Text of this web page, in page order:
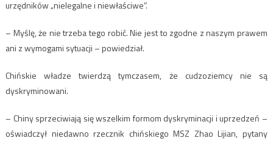
urzędników „nielegalne i niewłaściwe”.
– Myślę, że nie trzeba tego robić. Nie jest to zgodne z naszym prawem
ani z wymogami sytuacji – powiedział.
Chińskie władze twierdzą tymczasem, że cudzoziemcy nie są
dyskryminowani.
– Chiny sprzeciwiają się wszelkim formom dyskryminacji i uprzedzeń –
oświadczył niedawno rzecznik chińskiego MSZ Zhao Lijian, pytany